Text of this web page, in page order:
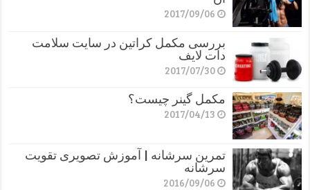
2017/09/06
بررسی مکمل کراتین در سایت سلامت
دات لایف
2017/07/30
مکمل گینر چیست؟
2017/04/13
تمرین سرشانه | آموزش تصویری تقویت
سرشانه
2016/09/06